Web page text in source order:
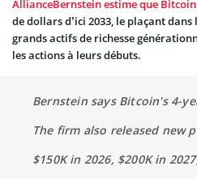
AllianceBernstein estime que
de dollars d’ici 2033, le plaçant
grands actifs de richesse
les actions à leurs débuts.
Bernstein says Bitcoin's 4-
The firm also released new
$150K in 2026, $200K in